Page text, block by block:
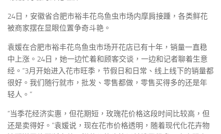
24日，安徽省合肥市裕丰花鸟鱼虫市场内摩肩接踵，各类鲜花
被商家摆在显眼位置争奇斗艳。
袁媛在合肥市裕丰花鸟鱼虫市场开花店已有十年，销量一直稳
中上涨。24日，她一边忙着和顾客交谈，一边和记者聊着生意
经。“3月开始进入花市旺季，节假日和日常、线上线下的销量都
很好。我们随行就市，批发、零售都做，零售买得多的还是年
轻人。”
“当季花经济实惠，但花期短，玫瑰花价格这段时间比较高，但
还是卖得好。”袁媛说，现在花市价格透明，随着现代化花卉物